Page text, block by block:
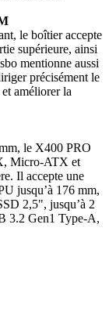
le boîtier accepte
supérieure, ainsi
mentionne aussi
précisément le
améliorer la
le X400 PRO
Micro-ATX et
Il accepte une
jusqu’à 176 mm,
2,5", jusqu’à 2
3.2 Gen1 Type-A,